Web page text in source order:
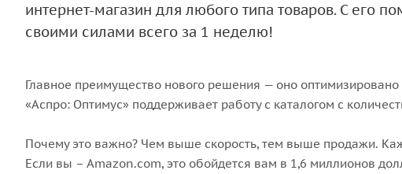
интернет-магазин для любого типа товаров. С его
своими силами всего за 1 неделю!
Главное преимущество нового решения — оно
«Аспро: Оптимус» поддерживает работу с каталогом с
Почему это важно? Чем выше скорость, тем выше продажи.
Если вы – Amazon.com, это обойдется вам в 1,6 миллионов